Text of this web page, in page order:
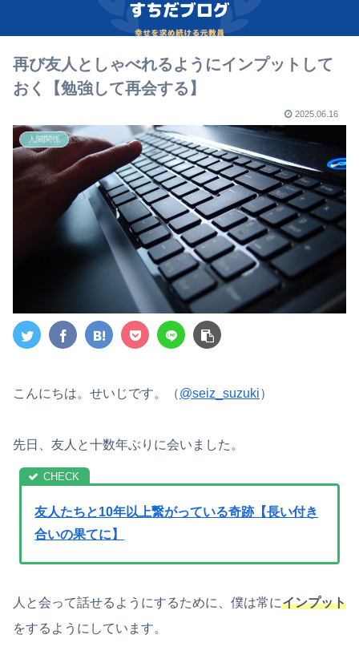
再び友人としゃべれるようにインプットして
おく【勉強して再会する】
2025.06.16
人間関係
こんにちは。せいじです。（@seiz_suzuki）
先日、友人と十数年ぶりに会いました。
友人たちと10年以上繋がっている奇跡【長い付き
合いの果てに】
人と会って話せるようにするために、僕は常にインプット
をするようにしています。